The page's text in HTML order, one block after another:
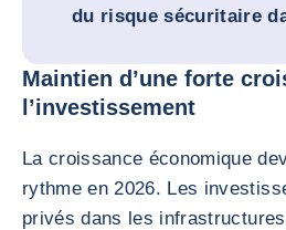
du risque sécuritaire
Maintien d’une forte
l’investissement
La croissance économique
rythme en 2026. Les
privés dans les